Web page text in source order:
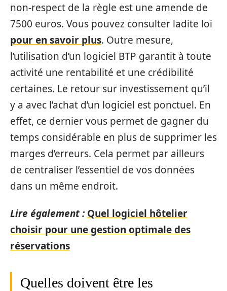
non-respect de la règle est une amende de
7500 euros. Vous pouvez consulter ladite loi
pour en savoir plus. Outre mesure,
l’utilisation d’un logiciel BTP garantit à toute
activité une rentabilité et une crédibilité
certaines. Le retour sur investissement qu’il
y a avec l’achat d’un logiciel est ponctuel. En
effet, ce dernier vous permet de gagner du
temps considérable en plus de supprimer les
marges d’erreurs. Cela permet par ailleurs
de centraliser l’essentiel de vos données
dans un même endroit.
Lire également : Quel logiciel hôtelier
choisir pour une gestion optimale des
réservations
Quelles doivent être les